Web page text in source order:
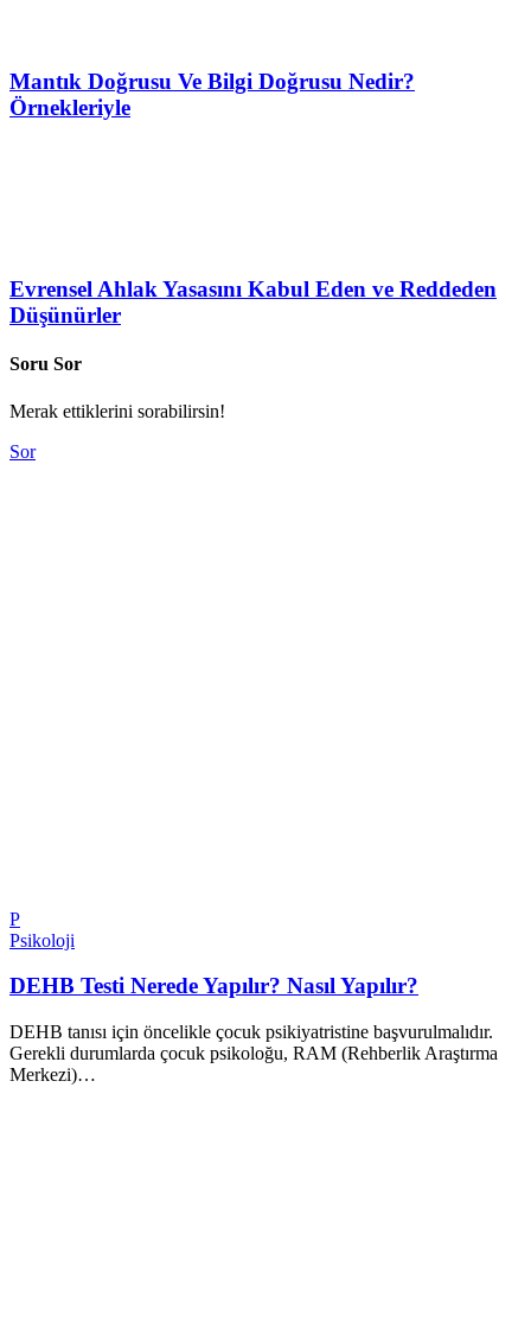
Mantık Doğrusu Ve Bilgi Doğrusu Nedir?
Örnekleriyle
Evrensel Ahlak Yasasını Kabul Eden ve Reddeden
Düşünürler
Soru Sor
Merak ettiklerini sorabilirsin!
Sor
P
Psikoloji
DEHB Testi Nerede Yapılır? Nasıl Yapılır?
DEHB tanısı için öncelikle çocuk psikiyatristine başvurulmalıdır.
Gerekli durumlarda çocuk psikoloğu, RAM (Rehberlik Araştırma
Merkezi)…